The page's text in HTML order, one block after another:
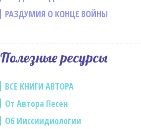
РАЗДУМИЯ О КОНЦЕ ВОЙНЫ
Полезные ресурсы
ВСЕ КНИГИ АВТОРА
От Автора Песен
Об Ииссиидиологии